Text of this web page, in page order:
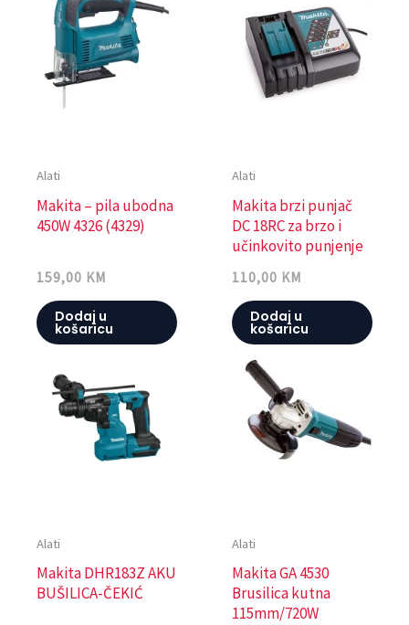
Alati
Makita – pila ubodna
450W 4326 (4329)
159,00 KM
Dodaj u
košaricu
Alati
Makita brzi punjač
DC 18RC za brzo i
učinkovito punjenje
110,00 KM
Dodaj u
košaricu
Alati
Makita DHR183Z AKU
BUŠILICA-ČEKIĆ
Alati
Makita GA 4530
Brusilica kutna
115mm/720W